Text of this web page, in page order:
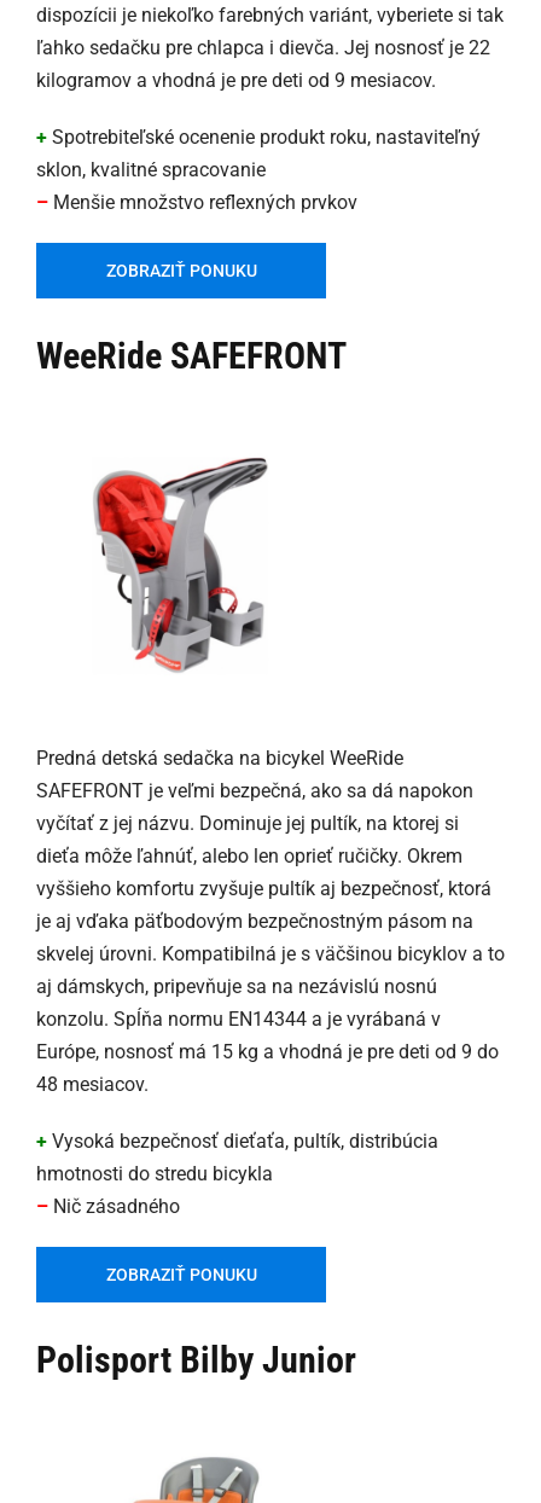
dispozícii je niekoľko farebných variánt, vyberiete si tak
ľahko sedačku pre chlapca i dievča. Jej nosnosť je 22
kilogramov a vhodná je pre deti od 9 mesiacov.
+ Spotrebiteľské ocenenie produkt roku, nastaviteľný
sklon, kvalitné spracovanie
– Menšie množstvo reflexných prvkov
ZOBRAZIŤ PONUKU
WeeRide SAFEFRONT
Predná detská sedačka na bicykel WeeRide
SAFEFRONT je veľmi bezpečná, ako sa dá napokon
vyčítať z jej názvu. Dominuje jej pultík, na ktorej si
dieťa môže ľahnúť, alebo len oprieť ručičky. Okrem
vyššieho komfortu zvyšuje pultík aj bezpečnosť, ktorá
je aj vďaka päťbodovým bezpečnostným pásom na
skvelej úrovni. Kompatibilná je s väčšinou bicyklov a to
aj dámskych, pripevňuje sa na nezávislú nosnú
konzolu. Spĺňa normu EN14344 a je vyrábaná v
Európe, nosnosť má 15 kg a vhodná je pre deti od 9 do
48 mesiacov.
+ Vysoká bezpečnosť dieťaťa, pultík, distribúcia
hmotnosti do stredu bicykla
– Nič zásadného
ZOBRAZIŤ PONUKU
Polisport Bilby Junior